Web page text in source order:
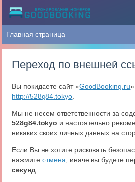
Переход по внешней
Вы покидаете сайт «GoodBooking.ru
http://528g84.tokyo
Мы не несем ответственности за
528g84.tokyo и настоятельно
никаких своих личных данных на
Если Вы не хотите рисковать
нажмитеотмена , иначе вы будете
секунд